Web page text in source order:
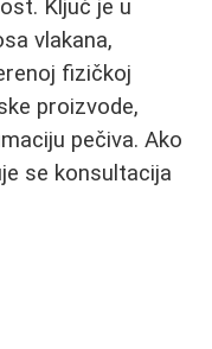
Ključ je u
vlakana,
fizičkoj
proizvode,
pečiva. Ako
se konsultacija